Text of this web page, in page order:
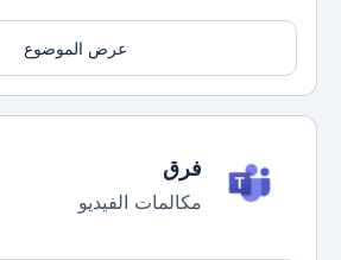
عرض الموضوع
فرق
مكالمات الفيديو